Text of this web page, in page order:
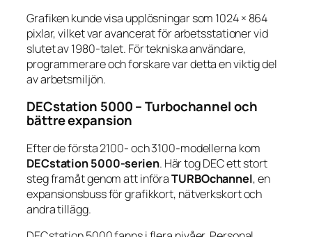
Grafiken kunde visa upplösningar som 1024 × 864
pixlar, vilket var avancerat för arbetsstationer vid
slutet av 1980-talet. För tekniska användare,
programmerare och forskare var detta en viktig del
av arbetsmiljön.
DECstation 5000 – Turbochannel och
bättre expansion
Efter de första 2100- och 3100-modellerna kom
DECstation 5000-serien. Här tog DEC ett stort
steg framåt genom att införaTURBOchannel, en
expansionsbuss för grafikkort, nätverkskort och
andra tillägg.